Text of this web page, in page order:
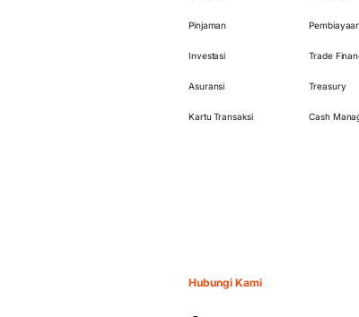
Pinjaman
Investasi
Asuransi
Kartu Transaksi
Trade
Treasury
Cash
Hubungi Kami